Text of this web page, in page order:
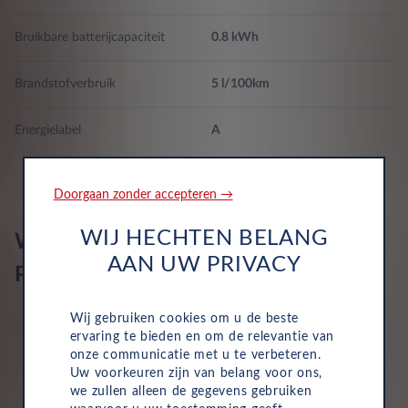
Bruikbare batterijcapaciteit 0.8 kWh
Brandstofverbruik 5 l/100km
Energielabel A
Wat is inbegrepen in een Leasys
Private Lease?
Doorgaan zonder accepteren →
WIJ HECHTEN BELANG
AAN UW PRIVACY
Wij gebruiken cookies om u de beste
ervaring te bieden en om de relevantie van
onze communicatie met u te verbeteren.
Uw voorkeuren zijn van belang voor ons,
we zullen alleen de gegevens gebruiken